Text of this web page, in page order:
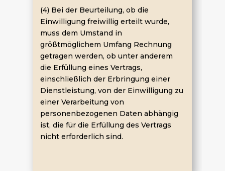
(4) Bei der Beurteilung, ob die
Einwilligung freiwillig erteilt wurde,
muss dem Umstand in
größtmöglichem Umfang Rechnung
getragen werden, ob unter anderem
die Erfüllung eines Vertrags,
einschließlich der Erbringung einer
Dienstleistung, von der Einwilligung zu
einer Verarbeitung von
personenbezogenen Daten abhängig
ist, die für die Erfüllung des Vertrags
nicht erforderlich sind.